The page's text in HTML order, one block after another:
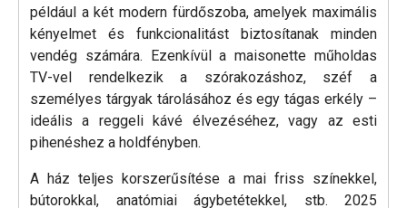
például a két modern fürdőszoba, amelyek maximális
kényelmet és funkcionalitást biztosítanak minden
vendég számára. Ezenkívül a maisonette műholdas
TV-vel rendelkezik a szórakozáshoz, széf a
személyes tárgyak tárolásához és egy tágas erkély –
ideális a reggeli kávé élvezéséhez, vagy az esti
pihenéshez a holdfényben.
A ház teljes korszerűsítése a mai friss színekkel,
bútorokkal, anatómiai ágybetétekkel, stb. 2025